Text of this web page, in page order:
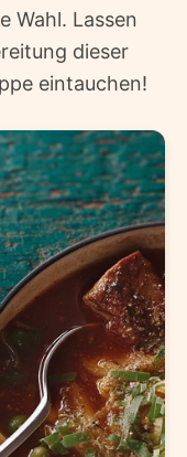
Wahl. Lassen
dieser
eintauchen!